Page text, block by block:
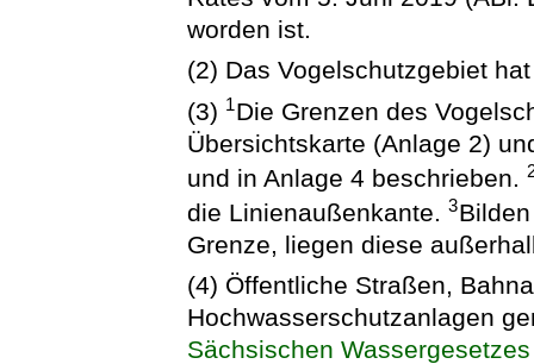
worden ist.
(2) Das Vogelschutzgebiet
(3) 1Die Grenzen des
Übersichtskarte (Anlage 2)
und in Anlage 4 beschrieben.
die Linienaußenkante.3
Grenze, liegen diese
(4) Öffentliche Straßen,
Hochwasserschutzanlagen
Sächsischen Wassergesetzes